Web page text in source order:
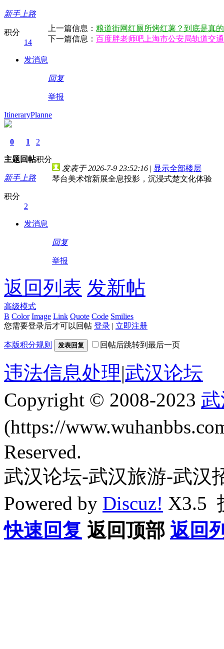
新手上路
积分
14
发消息
上一篇信息： 粮道街网红厕所烤红薯？到底是真
下一篇信息： 百度胖老师吧上海市公安局轨道交
回复
举报
ItineraryPlanne
0
主题
1
回帖
2
积分
新手上路
积分
2
发消息
发表于 2026-7-9 23:52:16 | 显示全部楼层
琴台美术馆新展全息投影，沉浸式楚文化体验
回复
举报
返回列表 发新帖
高级模式
B Color Image Link Quote Code Smilies
您需要登录后才可以回帖 登录 | 立即注册
本版积分规则 发表回复 回帖后跳转到最后一页
违法信息处理|武汉论坛
Copyright © 2008-2023
(https://
Reserved.
武汉论坛-武汉旅游-武汉
Powered by Discuz! X3.5
快速回复 返回顶部 返回